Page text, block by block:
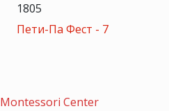
1805
Пети-Па Фест - 7
Montessori Center